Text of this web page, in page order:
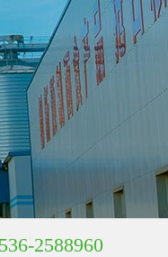
2588960